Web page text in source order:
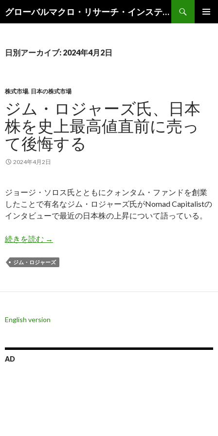
グローバルマクロ・リサーチ・インスティテュート
索
ン
キ
プ
日別アーカイブ: 2024年4月2日
株式市場, 日本の株式市場
ジム・ロジャーズ氏、日本
株を史上最高値直前に売っ
て後悔する
2024年4月2日
ジョージ・ソロス氏とともにクォンタム・ファンドを創業
したことで有名なジム・ロジャーズ氏がNomad Capitalistの
インタビューで最近の日本株の上昇について語っている。
続きを読む ジム・ロジャーズ氏、日本株を史上最高値直前
→
ジム・ロジャーズ
English version
AD